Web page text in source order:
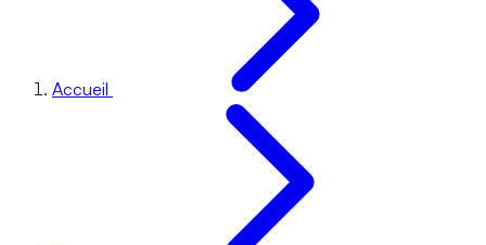
Accueil